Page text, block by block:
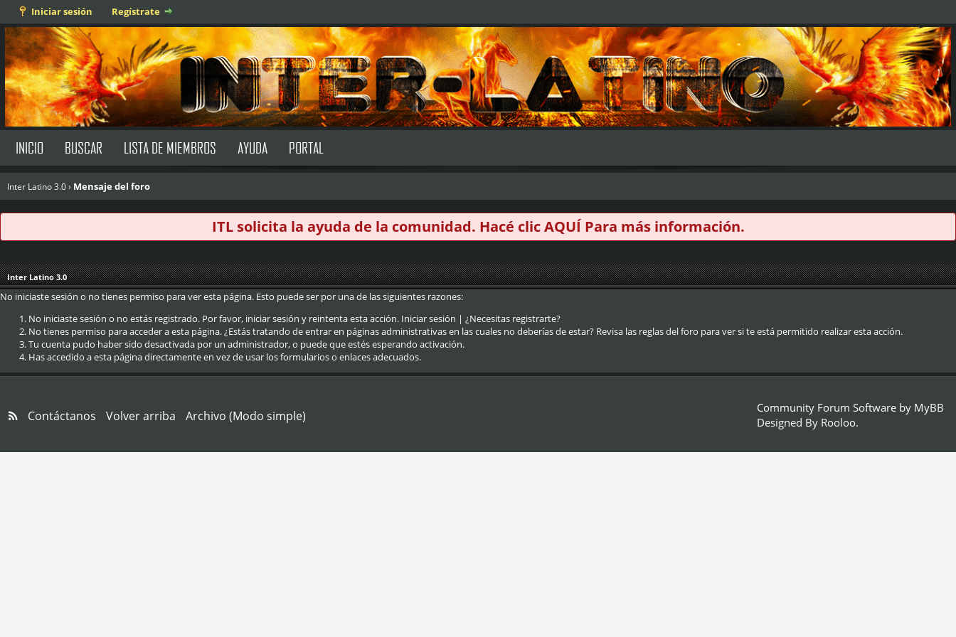
Iniciar sesión Regístrate
INICIO BUSCAR LISTA DE MIEMBROS AYUDA PORTAL
Inter Latino 3.0› Mensaje del foro
ITL solicita la ayuda de la comunidad. Hacé clicAQUÍ Para más información.
Inter Latino 3.0
No iniciaste sesión o no tienes permiso para ver esta página. Esto puede ser por una de las siguientes razones:
No iniciaste sesión o no estás registrado. Por favor, iniciar sesión y reintenta esta acción. Iniciar sesión | ¿Necesitas registrarte?
No tienes permiso para acceder a esta página. ¿Estás tratando de entrar en páginas administrativas en las cuales no deberías de estar? Revisa las reglas del foro para ver si te está permitido realizar esta acción.
Tu cuenta pudo haber sido desactivada por un administrador, o puede que estés esperando activación.
Has accedido a esta página directamente en vez de usar los formularios o enlaces adecuados.
Contáctanos Volver arriba Archivo (Modo simple)
Community Forum Software by MyBB
Designed By Rooloo.